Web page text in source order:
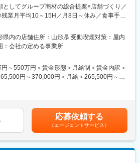
定める業務
能日時をお知らせください。
更の受付および提案
ポイント活用、楽天カード、各種サービスの
・データ移行サポート
参加
ど、集客に向けた取り組み
としてグループ商材の総合提案×店舗づくり／
業月平均10～15H／月8日～休み／食事手当
プに来店されるお客様へ、スマートフォン・
ード・楽天市場・楽天ポイントなど、楽天経
スを総合的にご提案します。単なる携帯販売
トータルサポートを行うポジションです。
！充実した研修制度あり
事前に企業セミナー動画をご視聴いただきま
県内の店舗住所：山形県 受動喫煙対策：屋内
：会社の定める事業所
～550万円＜賃金形態＞月給制＜賃金内訳＞
円～370,000円＜月給＞265,500円～
固定手当を含めた表記です。応募依頼する
（エージェントサービス）